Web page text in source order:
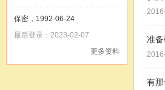
保密，1992-06-24
最后登录：2023-02-07
更多资料
准
有